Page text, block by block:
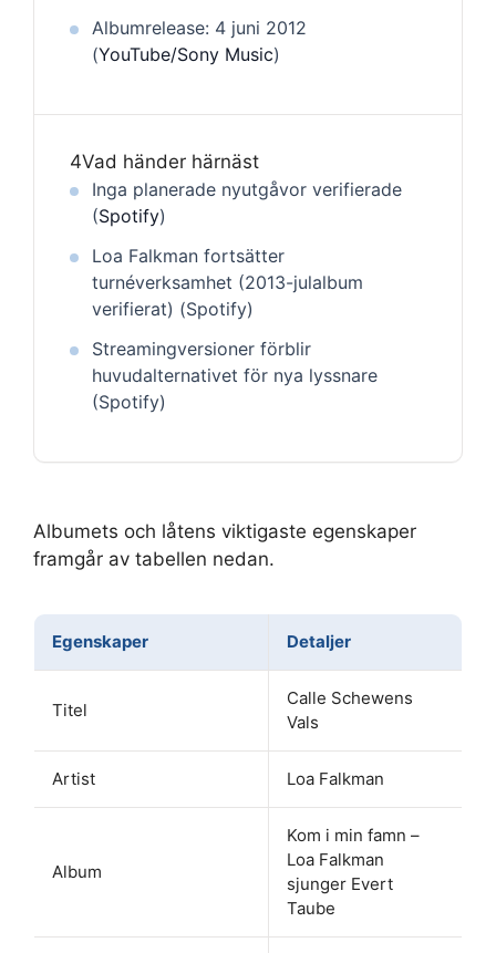
Albumrelease: 4 juni 2012
(YouTube/Sony Music)
4Vad händer härnäst
Inga planerade nyutgåvor verifierade
(Spotify)
Loa Falkman fortsätter
turnéverksamhet (2013-julalbum
verifierat) (Spotify)
Streamingversioner förblir
huvudalternativet för nya lyssnare
(Spotify)
Albumets och låtens viktigaste egenskaper
framgår av tabellen nedan.
Egenskaper Detaljer
Titel
Calle Schewens
Vals
Artist Loa Falkman
Album
Kom i min famn –
Loa Falkman
sjunger Evert
Taube